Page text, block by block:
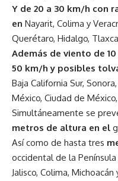
Y de 20 a 30 km/h con
en Nayarit, Colima y
Querétaro, Hidalgo,
Además de viento de
50 km/h y posibles
Baja California Sur,
México, Ciudad de
Simultáneamente se
metros de altura en el
Así como de hasta tres
occidental de la
Jalisco, Colima,